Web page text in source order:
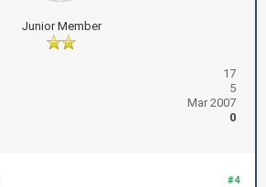
Junior Member
17
5
Mar 2007
0
#4